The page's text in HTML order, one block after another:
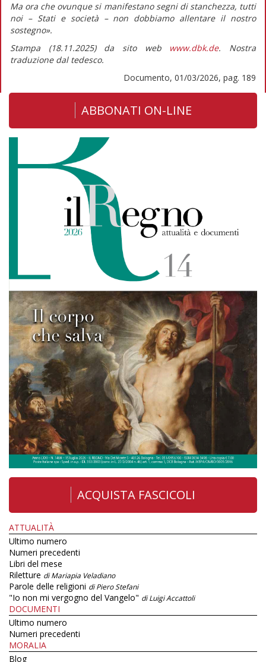
Ma ora che ovunque si manifestano segni di stanchezza, tutti
noi – Stati e società – non dobbiamo allentare il nostro
sostegno».
Stampa (18.11.2025) da sito web www.dbk.de. Nostra
traduzione dal tedesco.
Documento, 01/03/2026, pag. 189
ABBONATI ON-LINE
ACQUISTA FASCICOLI
ATTUALITÀ
Ultimo numero
Numeri precedenti
Libri del mese
Riletture di Mariapia Veladiano
Parole delle religioni di Piero Stefani
"Io non mi vergogno del Vangelo" di Luigi Accattoli
DOCUMENTI
Ultimo numero
Numeri precedenti
MORALIA
Blog